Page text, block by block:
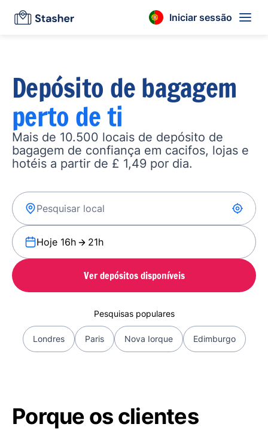
Iniciar sessão
Depósito de bagagem
perto de ti
Mais de 10.500 locais de depósito de
bagagem de confiança em cacifos, lojas e
hotéis a partir de £ 1,49 por dia.
Hoje 16h 21h
Ver depósitos disponíveis
Pesquisas populares
Londres Paris Nova Iorque Edimburgo
Porque os clientes